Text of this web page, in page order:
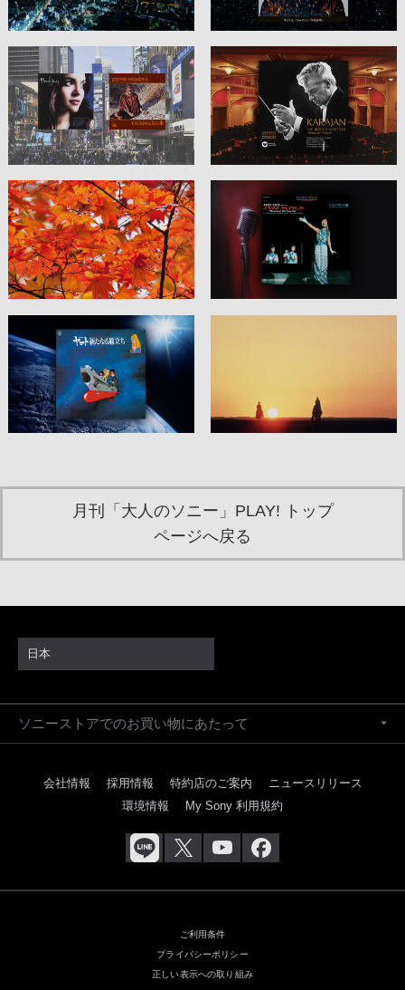
月刊「大人のソニー」PLAY! トップ
ページへ戻る
日本
ソニーストアでのお買い物にあたって
会社情報 採用情報 特約店のご案内
ニュースリリース
環境情報
My Sony 利用規約
ご利用条件
プライバシーポリシー
正しい表示への取り組み